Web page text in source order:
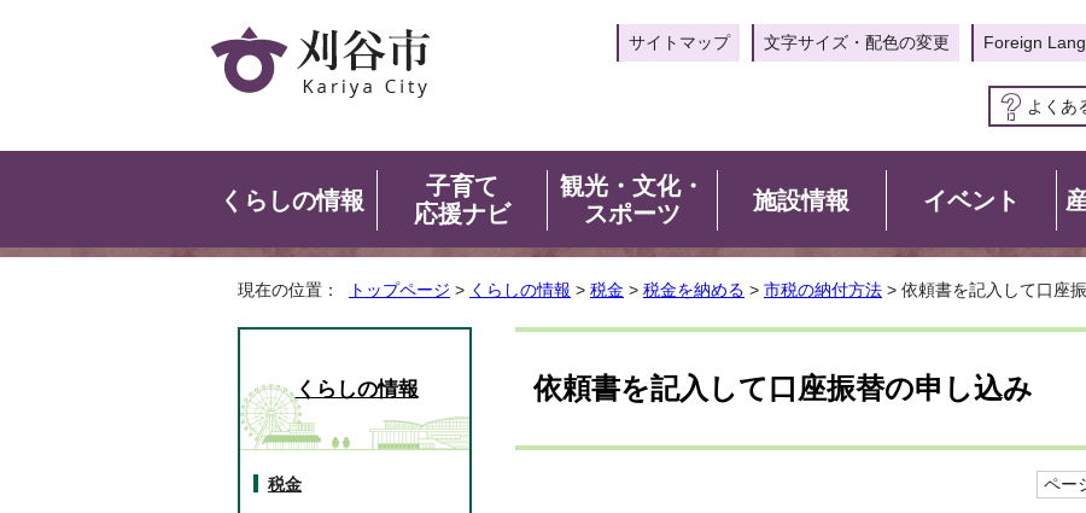
サイトマップ 文字サイズ・配色の変更 Foreign
よくあ
くらしの情報
子育て
応援ナビ
観光・文化・
スポーツ
施設情報 イベント
現在の位置： トップページ > くらしの情報 > 税金 > 税金を納める > 市税の納付方法 > 依頼書を記入して口座
依頼書を記入して口座振替の申し込み
ペー
くらしの情報
税金